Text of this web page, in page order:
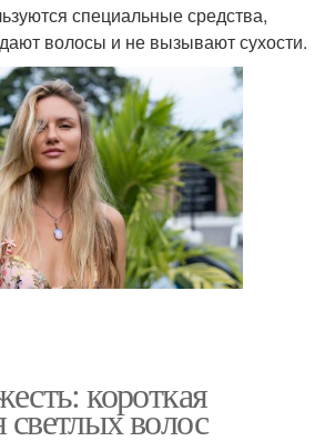
специальные средства,
волосы и не вызывают сухости.
короткая
волос